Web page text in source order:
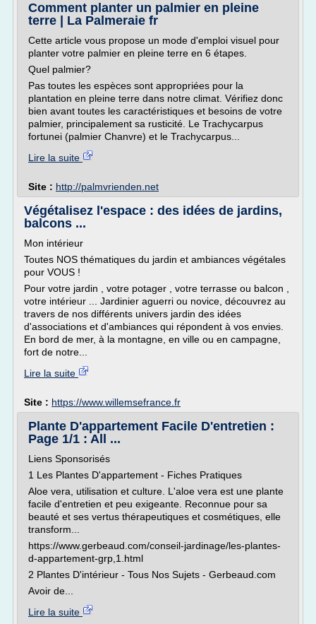
Comment planter un palmier en pleine
terre | La Palmeraie fr
Cette article vous propose un mode d'emploi visuel pour
planter votre palmier en pleine terre en 6 étapes.
Quel palmier?
Pas toutes les espèces sont appropriées pour la
plantation en pleine terre dans notre climat. Vérifiez donc
bien avant toutes les caractéristiques et besoins de votre
palmier, principalement sa rusticité. Le Trachycarpus
fortunei (palmier Chanvre) et le Trachycarpus...
Lire la suite
Site : http://palmvrienden.net
Végétalisez l'espace : des idées de jardins,
balcons ...
Mon intérieur
Toutes NOS thématiques du jardin et ambiances végétales
pour VOUS !
Pour votre jardin , votre potager , votre terrasse ou balcon ,
votre intérieur ... Jardinier aguerri ou novice, découvrez au
travers de nos différents univers jardin des idées
d'associations et d'ambiances qui répondent à vos envies.
En bord de mer, à la montagne, en ville ou en campagne,
fort de notre...
Lire la suite
Site : https://www.willemsefrance.fr
Plante D'appartement Facile D'entretien :
Page 1/1 : All ...
Liens Sponsorisés
1 Les Plantes D'appartement - Fiches Pratiques
Aloe vera, utilisation et culture. L'aloe vera est une plante
facile d'entretien et peu exigeante. Reconnue pour sa
beauté et ses vertus thérapeutiques et cosmétiques, elle
transform...
https://www.gerbeaud.com/conseil-jardinage/les-plantes-
d-appartement-grp,1.html
2 Plantes D'intérieur - Tous Nos Sujets - Gerbeaud.com
Avoir de...
Lire la suite